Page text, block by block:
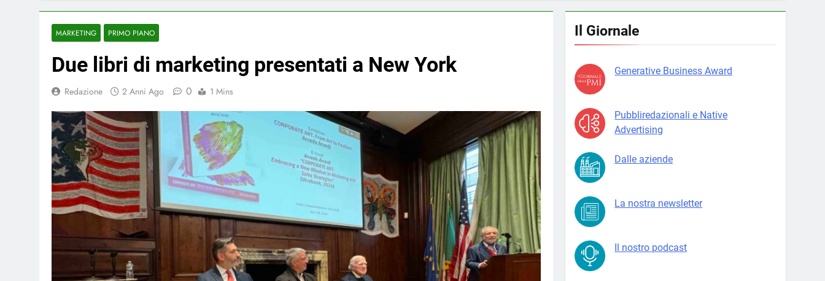
MARKETING PRIMO PIANO
Due libri di marketing presentati a New York
Redazione 2 Anni Ago 0 1 Mins
Il Giornale
Generative Business Award
Pubbliredazionali e Native
Advertising
Dalle aziende
La nostra newsletter
Il nostro podcast